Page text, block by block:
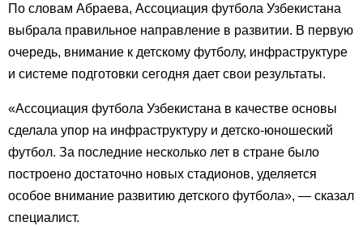
По словам Абраева, Ассоциация футбола Узбекистана
выбрала правильное направление в развитии. В первую
очередь, внимание к детскому футболу, инфраструктуре
и системе подготовки сегодня дает свои результаты.
«Ассоциация футбола Узбекистана в качестве основы
сделала упор на инфраструктуру и детско-юношеский
футбол. За последние несколько лет в стране было
построено достаточно новых стадионов, уделяется
особое внимание развитию детского футбола», — сказал
специалист.